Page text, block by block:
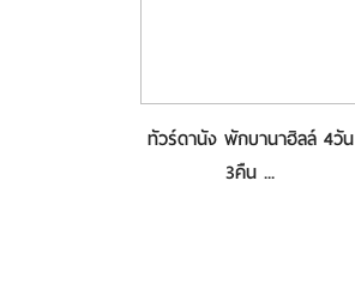
ทัวร์ดานัง พักบานาฮิลล์ 4วัน
3คืน ...